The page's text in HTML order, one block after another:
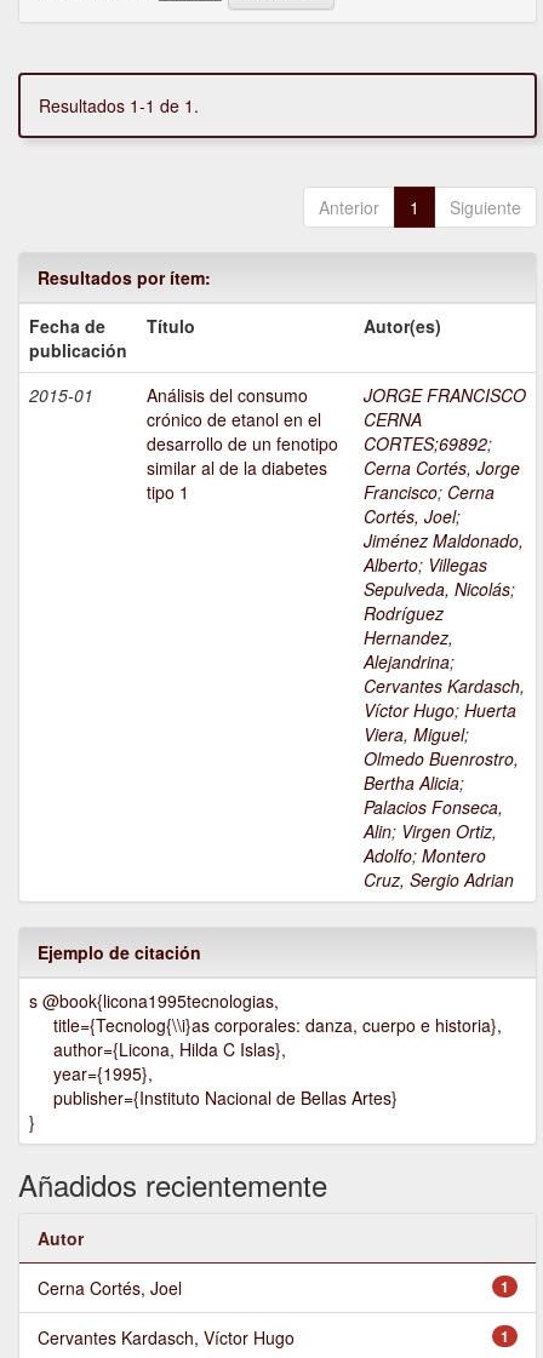
Resultados 1-1 de 1.
Anterior 1 Siguiente
Resultados por ítem:
Fecha de
publicación
Título Autor(es)
2015-01
Análisis del consumo
crónico de etanol en el
desarrollo de un fenotipo
similar al de la diabetes
tipo 1
JORGE FRANCISCO
CERNA
CORTES;69892;
Cerna Cortés, Jorge
Francisco; Cerna
Cortés, Joel;
Jiménez Maldonado,
Alberto; Villegas
Sepulveda, Nicolás;
Rodríguez
Hernandez,
Alejandrina;
Cervantes Kardasch,
Víctor Hugo; Huerta
Viera, Miguel;
Olmedo Buenrostro,
Bertha Alicia;
Palacios Fonseca,
Alin; Virgen Ortiz,
Adolfo; Montero
Cruz, Sergio Adrian
Ejemplo de citación
s @book{licona1995tecnologias,
title={Tecnolog{\\i}as corporales: danza, cuerpo e historia},
author={Licona, Hilda C Islas},
year={1995},
publisher={Instituto Nacional de Bellas Artes}
}
Añadidos recientemente
Autor
1
Cerna Cortés, Joel
1
Cervantes Kardasch, Víctor Hugo